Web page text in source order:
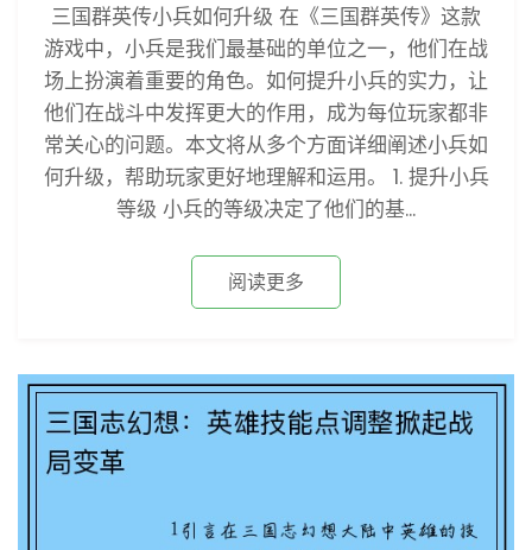
三国群英传小兵如何升级 在《三国群英传》这款
游戏中，小兵是我们最基础的单位之一，他们在战
场上扮演着重要的角色。如何提升小兵的实力，让
他们在战斗中发挥更大的作用，成为每位玩家都非
常关心的问题。本文将从多个方面详细阐述小兵如
何升级，帮助玩家更好地理解和运用。 1. 提升小兵
等级 小兵的等级决定了他们的基...
阅读更多